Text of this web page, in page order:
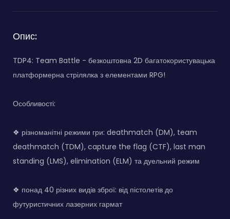
Опис:
TDP4: Team Battle - безкоштовна 2D багатокористувацька
платформерна стрілялка з елементами RPG!
Особливості:
❖ різноманітні режими гри: deathmatch (DM), team
deathmatch (TDM), capture the flag (CTF), last man
standing (LMS), elimination (ELM) та дуельний режим
❖ понад 40 різних видів зброї: від пістолетів до
футуристичних лазерних гармат